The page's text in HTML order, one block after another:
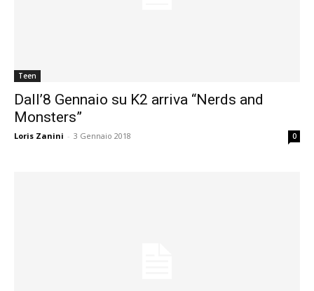
Teen
Dall’8 Gennaio su K2 arriva “Nerds and
Monsters”
Loris Zanini - 3 Gennaio 2018 0